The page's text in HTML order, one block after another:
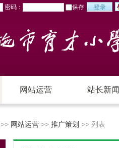
密码： 保存
网站运营
经验心得 访谈
站长新闻
>> 网站运营 >> 推广策划 >> 列表